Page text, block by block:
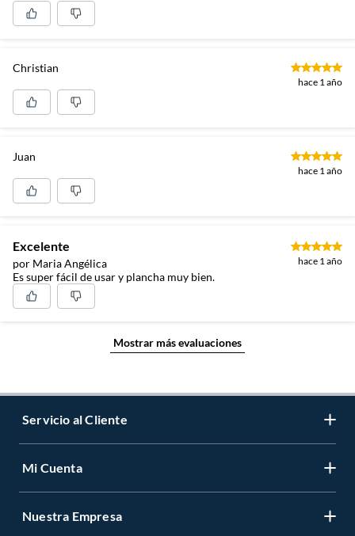
Christian
hace 1 año
Juan
hace 1 año
Excelente
por Maria Angélica hace 1 año
Es super fácil de usar y plancha muy bien.
Mostrar más evaluaciones
Servicio al Cliente
Contáctanos
Mi Cuenta
Registrate
Nuestra Empresa